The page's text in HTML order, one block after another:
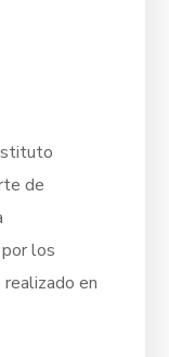
de
los
en